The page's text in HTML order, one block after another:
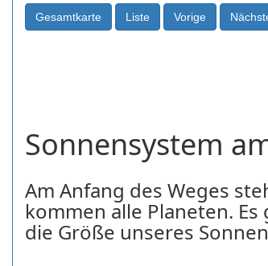
Sonnensystem
Am Anfang des Weges
kommen alle Planeten.
die Größe unseres